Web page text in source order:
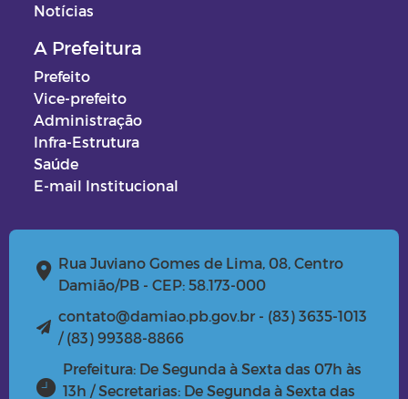
Notícias
A Prefeitura
Prefeito
Vice-prefeito
Administração
Infra-Estrutura
Saúde
E-mail Institucional
Rua Juviano Gomes de Lima, 08, Centro
Damião/PB - CEP: 58.173-000
contato@damiao.pb.gov.br - (83) 3635-1013
/ (83) 99388-8866
Prefeitura: De Segunda à Sexta das 07h às
13h / Secretarias: De Segunda à Sexta das